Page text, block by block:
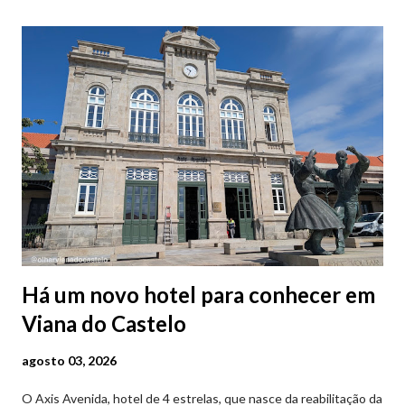
Há um novo hotel para conhecer em
Viana do Castelo
agosto 03, 2026
O Axis Avenida, hotel de 4 estrelas, que nasce da reabilitação da